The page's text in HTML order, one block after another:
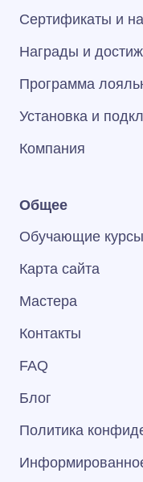
Сертификаты и
Награды и
Программа
Установка и
Компания
Общее
Обучающие
Карта сайта
Мастера
Контакты
FAQ
Блог
Политика